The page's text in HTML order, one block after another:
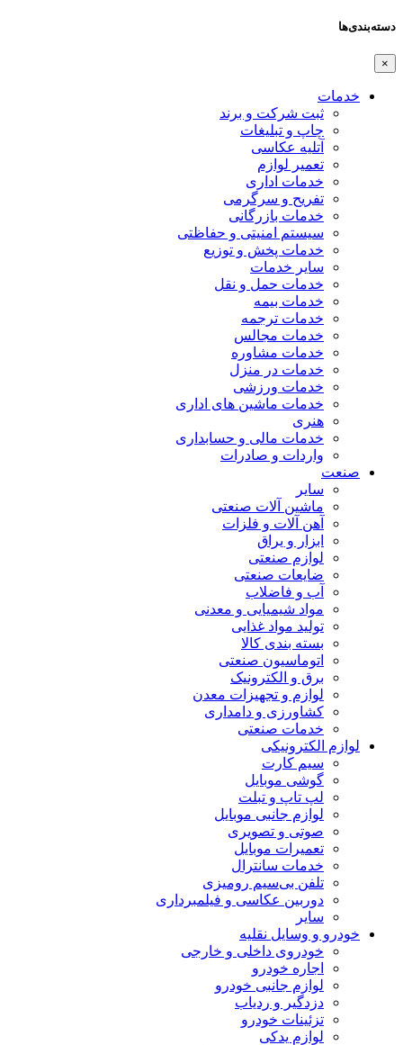
دسته‌بندی‌ها
×
خدمات
ثبت شرکت و برند
چاپ و تبلیغات
آتلیه عکاسی
تعمیر لوازم
خدمات اداری
تفریح و سرگرمی
خدمات بازرگانی
سیستم امنیتی و حفاظتی
خدمات پخش و توزیع
سایر خدمات
خدمات حمل و نقل
خدمات بیمه
خدمات ترجمه
خدمات مجالس
خدمات مشاوره
خدمات در منزل
خدمات ورزشی
خدمات ماشین های اداری
هنری
خدمات مالی و حسابداری
واردات و صادرات
صنعت
سایر
ماشین آلات صنعتی
آهن آلات و فلزات
ابزار و یراق
لوازم صنعتی
ضایعات صنعتی
آب و فاضلاب
مواد شیمیایی و معدنی
تولید مواد غذایی
بسته بندی کالا
اتوماسیون صنعتی
برق و الکترونیک
لوازم و تجهیزات معدن
کشاورزی و دامداری
خدمات صنعتی
لوازم الکترونیکی
سیم کارت
گوشی موبایل
لپ تاپ و تبلت
لوازم جانبی موبایل
صوتی و تصویری
تعمیرات موبایل
خدمات سانترال
تلفن بی‌سیم رومیزی
دوربین عکاسی و فیلمبرداری
سایر
خودرو و وسایل نقلیه
خودروی داخلی و خارجی
اجاره خودرو
لوازم جانبی خودرو
دزدگیر و ردیاب
تزئینات خودرو
لوازم یدکی